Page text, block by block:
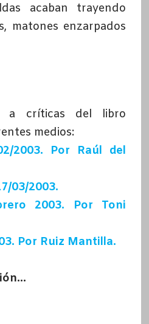
acaban trayendo
matones enzarpados
a críticas del libro
medios:
2003. Por Raúl del
03/2003.
2003. Por Toni
Por Ruiz Mantilla.